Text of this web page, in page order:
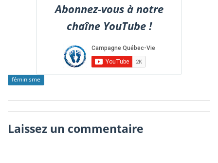
Abonnez-vous à notre
chaîne YouTube !
féminisme
Laissez un commentaire